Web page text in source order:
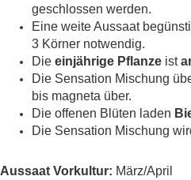
geschlossen werden.
Eine weite Aussaat
3 Körner notwendig.
Die einjährige Pflanze ist
Die Sensation Mischung
bis magneta über.
Die offenen Blüten laden
Die Sensation Mischung
Aussaat Vorkultur: März/April